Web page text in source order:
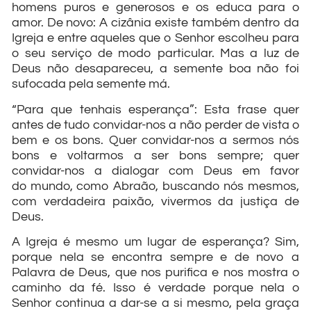
homens puros e generosos e os educa para o
amor. De novo: A cizânia existe também dentro da
Igreja e entre aqueles que o Senhor escolheu para
o seu serviço de modo particular. Mas a luz de
Deus não desapareceu, a semente boa não foi
sufocada pela semente má.
“Para que tenhais esperança”: Esta frase quer
antes de tudo convidar-nos a não perder de vista o
bem e os bons. Quer convidar-nos a sermos nós
bons e voltarmos a ser bons sempre; quer
convidar-nos a dialogar com Deus em favor
do mundo, como Abraão, buscando nós mesmos,
com verdadeira paixão, vivermos da justiça de
Deus.
A Igreja é mesmo um lugar de esperança? Sim,
porque nela se encontra sempre e de novo a
Palavra de Deus, que nos purifica e nos mostra o
caminho da fé. Isso é verdade porque nela o
Senhor continua a dar-se a si mesmo, pela graça